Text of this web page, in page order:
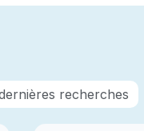
recherches